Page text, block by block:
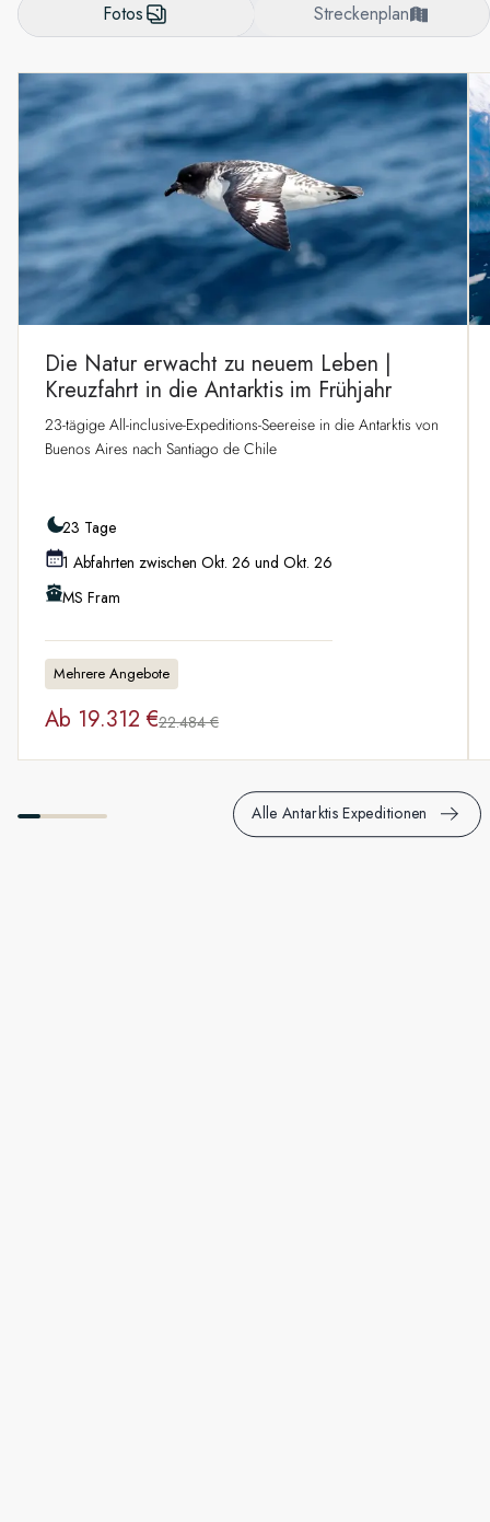
Fotos Streckenplan
Die Natur erwacht zu neuem Leben |
Kreuzfahrt in die Antarktis im Frühjahr
23-tägige All-inclusive-Expeditions-Seereise in die Antarktis von
Buenos Aires nach Santiago de Chile
23 Tage
1 Abfahrten zwischen Okt. 26 und Okt. 26
MS Fram
Mehrere Angebote
Ab 19.312 €22.484 €
Alle Antarktis Expeditionen